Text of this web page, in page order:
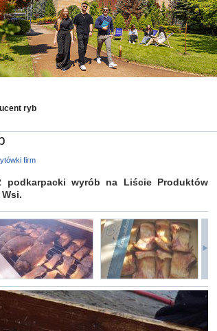
ryb
firm
podkarpacki wyrób na Liście Produktów